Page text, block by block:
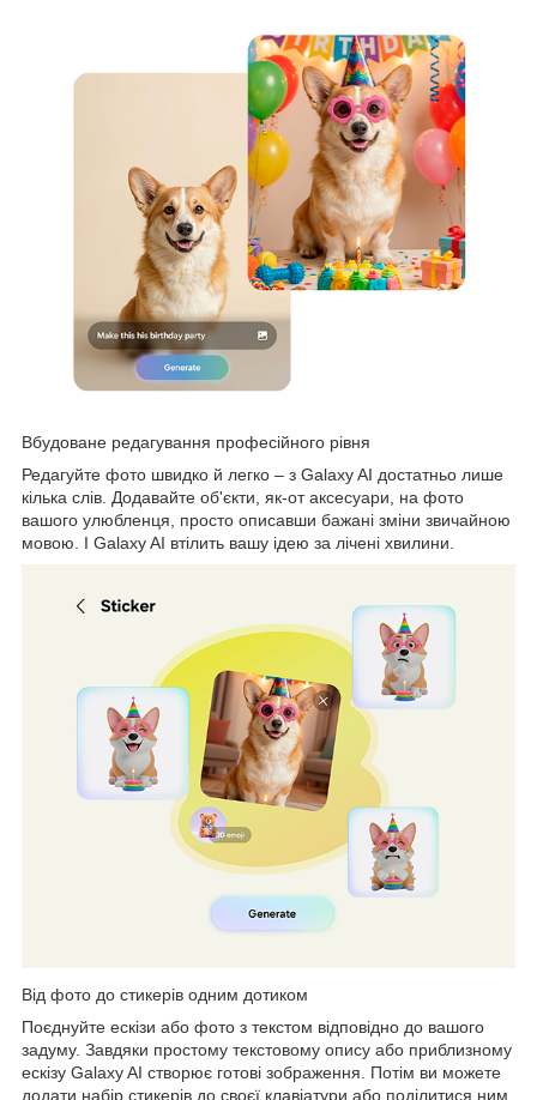
Вбудоване редагування професійного рівня
Редагуйте фото швидко й легко – з Galaxy AI достатньо лише
кілька слів. Додавайте об'єкти, як-от аксесуари, на фото
вашого улюбленця, просто описавши бажані зміни звичайною
мовою. І Galaxy AI втілить вашу ідею за лічені хвилини.
Від фото до стикерів одним дотиком
Поєднуйте ескізи або фото з текстом відповідно до вашого
задуму. Завдяки простому текстовому опису або приблизному
ескізу Galaxy AI створює готові зображення. Потім ви можете
додати набір стикерів до своєї клавіатури або поділитися ним